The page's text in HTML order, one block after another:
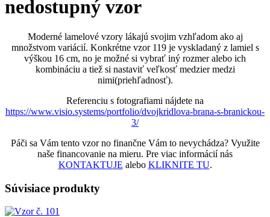
nedostupný vzor
Moderné lamelové vzory lákajú svojim vzhľadom ako aj
množstvom variácií. Konkrétne vzor 119 je vyskladaný z lamiel s
výškou 16 cm, no je možné si vybrať iný rozmer alebo ich
kombináciu a tiež si nastaviť veľkosť medzier medzi
nimi(priehľadnosť).
Referenciu s fotografiami nájdete na
https://www.visio.systems/portfolio/dvojkridlova-brana-s-branickou-
3/
Páči sa Vám tento vzor no finančne Vám to nevychádza? Využite
naše financovanie na mieru. Pre viac informácií nás
KONTAKTUJE alebo KLIKNITE TU.
Súvisiace produkty